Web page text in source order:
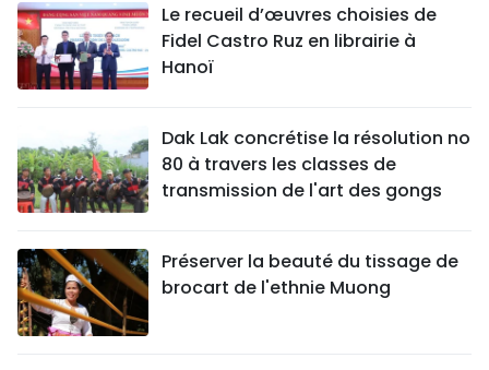
Le recueil d’œuvres choisies de
Fidel Castro Ruz en librairie à
Hanoï
Dak Lak concrétise la résolution no
80 à travers les classes de
transmission de l'art des gongs
Préserver la beauté du tissage de
brocart de l'ethnie Muong